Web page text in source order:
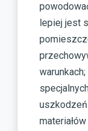
lepiej jest
uszkodzeń